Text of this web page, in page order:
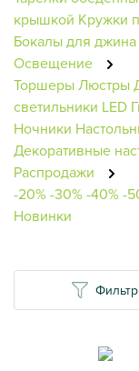
Фильтр
крышкой Кружки
Бокалы для джина
Освещение
ТоршерыЛюстры
светильники LED
Ночники
Декоративные
Распродажи
-20%-30%-40%-
Новинки